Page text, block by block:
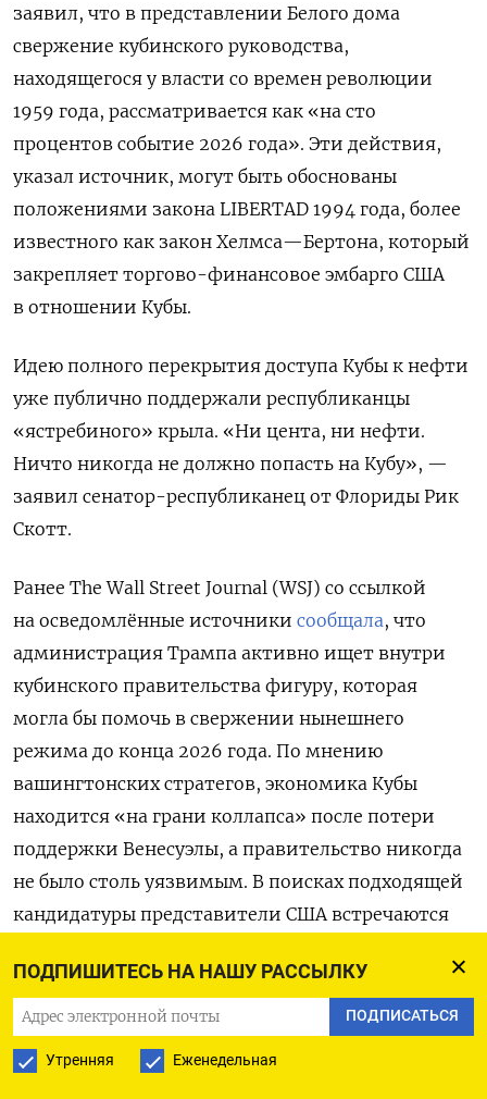
ПОДПИШИТЕСЬ НА НАШУ РАССЫЛКУ
ПОДПИСАТЬСЯ
Утренняя Еженедельная
заявил, что в представлении Белого дома
свержение кубинского руководства,
находящегося у власти со времен революции
1959 года, рассматривается как «на сто
процентов событие 2026 года». Эти действия,
указал источник, могут быть обоснованы
положениями закона LIBERTAD 1994 года, более
известного как закон Хелмса—Бертона, который
закрепляет торгово-финансовое эмбарго США
в отношении Кубы.
Идею полного перекрытия доступа Кубы к нефти
уже публично поддержали республиканцы
«ястребиного» крыла. «Ни цента, ни нефти.
Ничто никогда не должно попасть на Кубу», —
заявил сенатор-республиканец от Флориды Рик
Скотт.
Ранее The Wall Street Journal (WSJ) со ссылкой
на осведомлённые источники сообщала, что
администрация Трампа активно ищет внутри
кубинского правительства фигуру, которая
могла бы помочь в свержении нынешнего
режима до конца 2026 года. По мнению
вашингтонских стратегов, экономика Кубы
находится «на грани коллапса» после потери
поддержки Венесуэлы, а правительство никогда
не было столь уязвимым. В поисках подходящей
кандидатуры представители США встречаются
и Вашингтоне. Однако конкретного плана
по смене власти на Кубе, как отмечало издание,
у Белого дома пока нет.